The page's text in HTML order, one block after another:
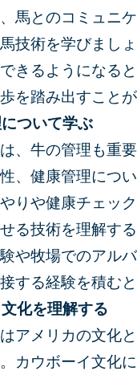
馬とのコミュニ
技術を学びまし
きるようになる
を踏み出すことが
ついて学ぶ
、牛の管理も重
、健康管理につ
りや健康チェッ
る技術を理解す
や牧場でのアルバ
する経験を積むと
化を理解する
アメリカの文化
カウボーイ文化